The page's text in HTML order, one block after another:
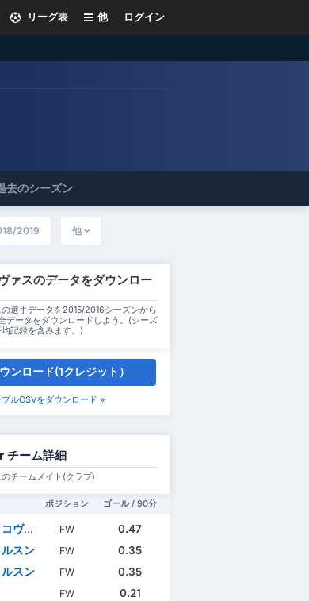
ログイン
他
リーグ表
去のシーズン
2019 他
ァスのデータをダウンロー
選手データを2015/2016シーズンから
データをダウンロードしよう。(シーズ
記録を含みます。)
ンロード(1クレジット）
ルCSVをダウンロード »
チーム詳細
チームメイト(クラブ)
ポジション ゴール / 90分
ッチ FW
0.47
スン
FW
0.35
スン
FW
0.35
FW
0.21